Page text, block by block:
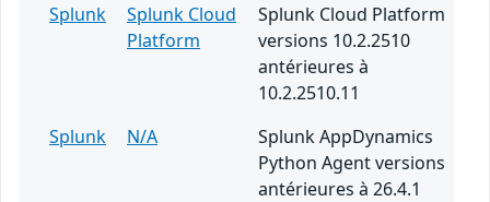
Splunk
Splunk Cloud
Platform
Splunk Cloud Platform
versions 10.2.2510
antérieures à
10.2.2510.11
Splunk
N/A
Splunk AppDynamics
Python Agent versions
antérieures à 26.4.1